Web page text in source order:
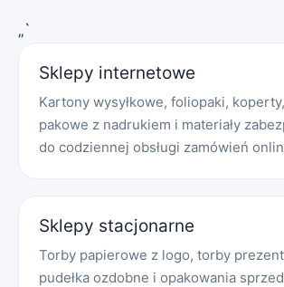
„`
Sklepy internetowe
Kartony wysyłkowe, foliopaki,
pakowe z nadrukiem i materiały
do codziennej obsługi zamówień
Sklepy stacjonarne
Torby papierowe z logo, torby
pudełka ozdobne i opakowania